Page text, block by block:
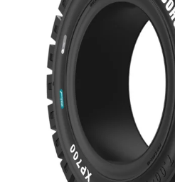
СЕРВИС
УСЛУГИ
АКЦИИ
О КОМПАНИИ
КОНТАКТЫ